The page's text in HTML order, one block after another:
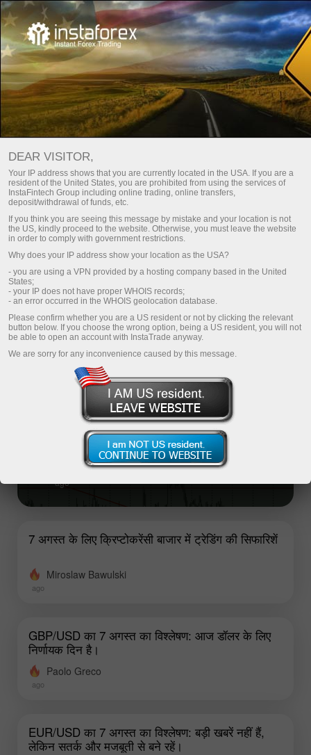
For traders Trade analysis articles Trade reviews
फॉरेक्स विश्लेषण – दैनिक बाजार अपडेट
पैसे जमा करें
पैसे निकालें
Fresh analysis articles
Top analysis articles
7 अगस्त को EUR/USD मुद्रा जोड़ी में ट्रेड कैसे करें?
शुरुआती ट्रेडरों के लिए आसान सुझाव और ट्रेड विश्लेषण
गुरुवार के ट्रेडिंग सत्र के दौरान EUR/USD मुद्रा जोड़ी में हल्की गिरावट
देखी गई, हालांकि इसके पीछे कोई मैक्रोइकोनॉमिक या मौलिक
(fundamental) कारण मौजूद नहीं था।
Stanislav Polyanskiy
ago
7 अगस्त के लिए क्रिप्टोकरेंसी बाजार में ट्रेडिंग की सिफारिशें
Miroslaw Bawulski
ago
GBP/USD का 7 अगस्त का विश्लेषण: आज डॉलर के लिए
निर्णायक दिन है।
Paolo Greco
ago
EUR/USD का 7 अगस्त का विश्लेषण: बड़ी खबरें नहीं हैं,
लेकिन सतर्क और मजबूती से बने रहें।
DEAR VISITOR,
Your IP address shows that you are currently located in the USA. If you are a
resident of the United States, you are prohibited from using the services of
InstaFintech Group including online trading, online transfers,
deposit/withdrawal of funds, etc.
If you think you are seeing this message by mistake and your location is not
the US, kindly proceed to the website. Otherwise, you must leave the website
in order to comply with government restrictions.
Why does your IP address show your location as the USA?
- you are using a VPN provided by a hosting company based in the United
States;
- your IP does not have proper WHOIS records;
- an error occurred in the WHOIS geolocation database.
Please confirm whether you are a US resident or not by clicking the relevant
button below. If you choose the wrong option, being a US resident, you will not
be able to open an account with InstaTrade anyway.
We are sorry for any inconvenience caused by this message.